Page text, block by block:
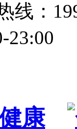
线：
23:00